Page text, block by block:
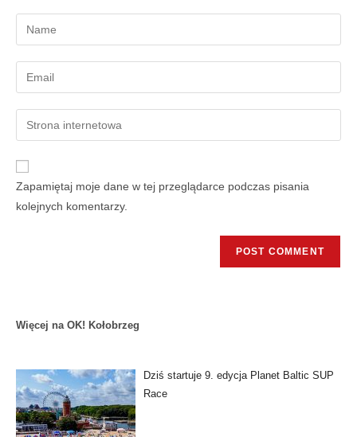
Zapamiętaj moje dane w tej przeglądarce podczas pisania
kolejnych komentarzy.
Więcej na OK! Kołobrzeg
Dziś startuje 9. edycja Planet Baltic SUP
Race